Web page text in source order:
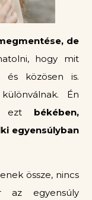
de
hogy mit
közösen is.
Én
ezt békében,
egyensúlyban
össze, nincs
az egyensúly